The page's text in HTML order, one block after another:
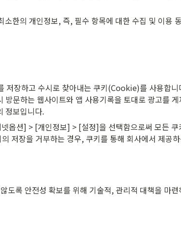
한의 개인정보, 즉, 필수 항목에 대한 수집 및 이용
저장하고 수시로 찾아내는 쿠키(Cookie)를 사용합
하는 웹사이트와 앱 사용기록을 토대로 광고를 게
정보입니다.
옵션] > [개인정보] > [설정]을 선택함으로써 모든
저장을 거부하는 경우, 쿠키를 통해 회사에서 제공
도록 안전성 확보를 위해 기술적, 관리적 대책을 마